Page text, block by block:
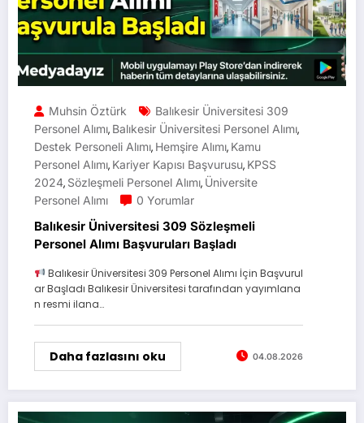
Muhsin Öztürk
Balıkesir Üniversitesi 309
Personel Alımı, Balıkesir Üniversitesi Personel Alımı,
Destek Personeli Alımı, Hemşire Alımı, Kamu
Personel Alımı, Kariyer Kapısı Başvurusu, KPSS
2024, Sözleşmeli Personel Alımı, Üniversite
Personel Alımı
0 Yorumlar
Balıkesir Üniversitesi 309 Sözleşmeli
Personel Alımı Başvuruları Başladı
Balıkesir Üniversitesi 309 Personel Alımı İçin Başvurul
ar Başladı Balıkesir Üniversitesi tarafından yayımlana
n resmi ilana…
Daha fazlasını oku 04.08.2026